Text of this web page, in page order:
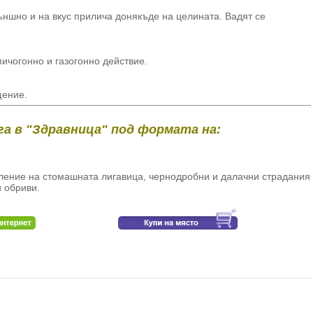
и на вкус прилича донякъде на целината. Вадят се
и газогонно действие.
в "Здравница" под формата на:
на стомашната лигавица, чернодробни и далачни страдания,